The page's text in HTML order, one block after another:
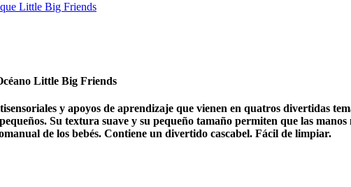
Little Big Friends
Little Big Friends
y apoyos de aprendizaje que vienen en quatros divertidas
Su textura suave y su pequeño tamaño permiten que las
de los bebés. Contiene un divertido cascabel. Fácil de limpiar.